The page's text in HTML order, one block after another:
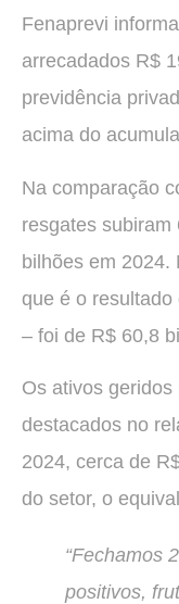
Fenaprevi
arrecadados R$
previdência
acima do
Na comparação
resgates
bilhões em 2024.
que é o
– foi de R$ 60,8
Os ativos
destacados no
2024, cerca de
do setor, o
“Fechamos
positivos,